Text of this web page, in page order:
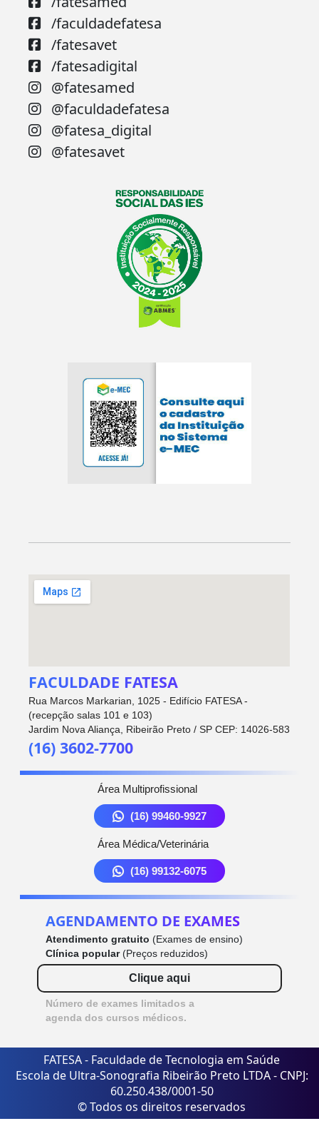
/faculdadefatesa
/fatesavet
/fatesadigital
@fatesamed
@faculdadefatesa
@fatesa_digital
@fatesavet
FACULDADE FATESA
Rua Marcos Markarian, 1025 - Edifício FATESA -
(recepção salas 101 e 103)
Jardim Nova Aliança, Ribeirão Preto / SP CEP: 14026-583
(16) 3602-7700
Área Multiprofissional
(16) 99460-9927
Área Médica/Veterinária
(16) 99132-6075
AGENDAMENTO DE EXAMES
Atendimento gratuito (Exames de ensino)
Clínica popular(Preços reduzidos)
Clique aqui
Número de exames limitados a
agenda dos cursos médicos.
FATESA - Faculdade de Tecnologia em Saúde
Escola de Ultra-Sonografia Ribeirão Preto LTDA - CNPJ:
60.250.438/0001-50
© Todos os direitos reservados